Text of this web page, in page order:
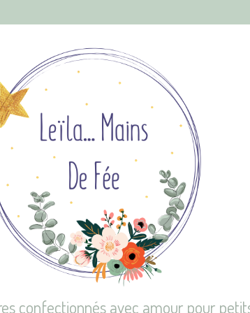
confectionnés avec amour pour